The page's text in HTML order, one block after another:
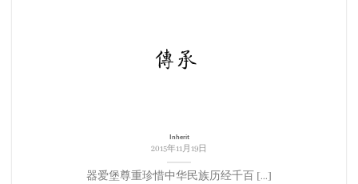
Inherit
2015年11月19日
器爱堡尊重珍惜中华民族历经千百 [...]